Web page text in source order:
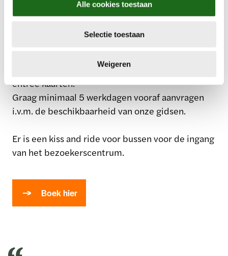
Alle cookies toestaan
Selectie toestaan
Weigeren
met gids?
Iedereen kan een zelftour volgen via Izi.Travel.
formulier in. Een gids kost € 145,-, exclusief
entree kaarten.
Graag minimaal 5 werkdagen vooraf aanvragen
i.v.m. de beschikbaarheid van onze gidsen.
Er is een kiss and ride voor bussen voor de ingang
van het bezoekerscentrum.
Boek hier